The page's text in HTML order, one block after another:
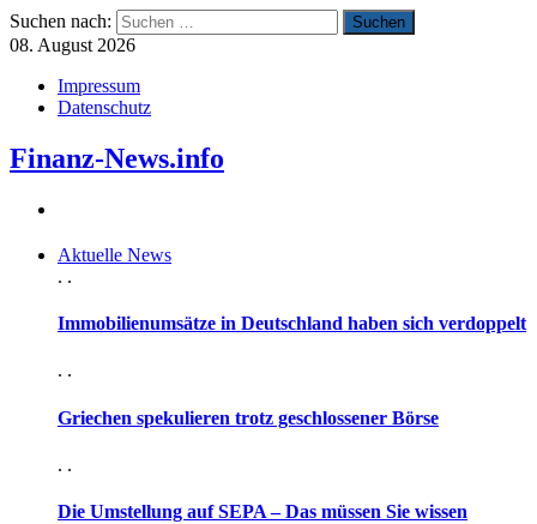
Suchen nach:
08. August 2026
Impressum
Datenschutz
Finanz-News.info
Aktuelle News
. .
Immobilienumsätze in Deutschland haben sich verdoppelt
. .
Griechen spekulieren trotz geschlossener Börse
. .
Die Umstellung auf SEPA – Das müssen Sie wissen